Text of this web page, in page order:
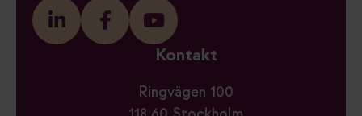
Kontakt
Ringvägen 100